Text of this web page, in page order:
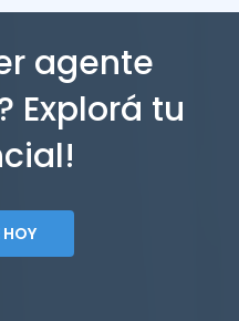
agente
Explorá tu
HOY